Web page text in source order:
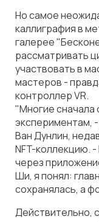
Но самое
каллиграфия в
галерее
рассматривать
участвовать в
мастеров -
контроллер VR.
"Многие сначала
экспериментам,
Ван Дунлин,
NFT-коллекцию. -
через
Ши, я понял:
сохранялась, а
Действительно,